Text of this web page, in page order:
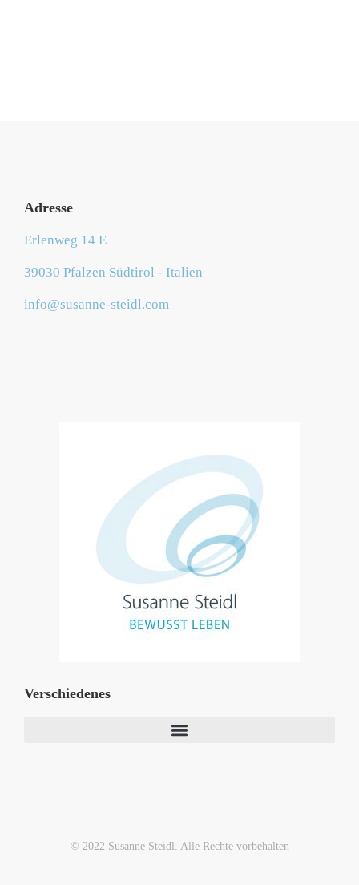
Adresse
Erlenweg 14 E
39030 Pfalzen Südtirol - Italien
info@susanne-steidl.com
Verschiedenes
© 2022 Susanne Steidl. Alle Rechte vorbehalten